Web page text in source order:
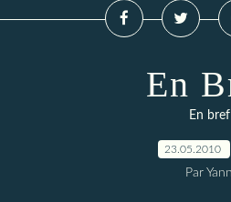
En
En bref
23.05.2010
Par Yann